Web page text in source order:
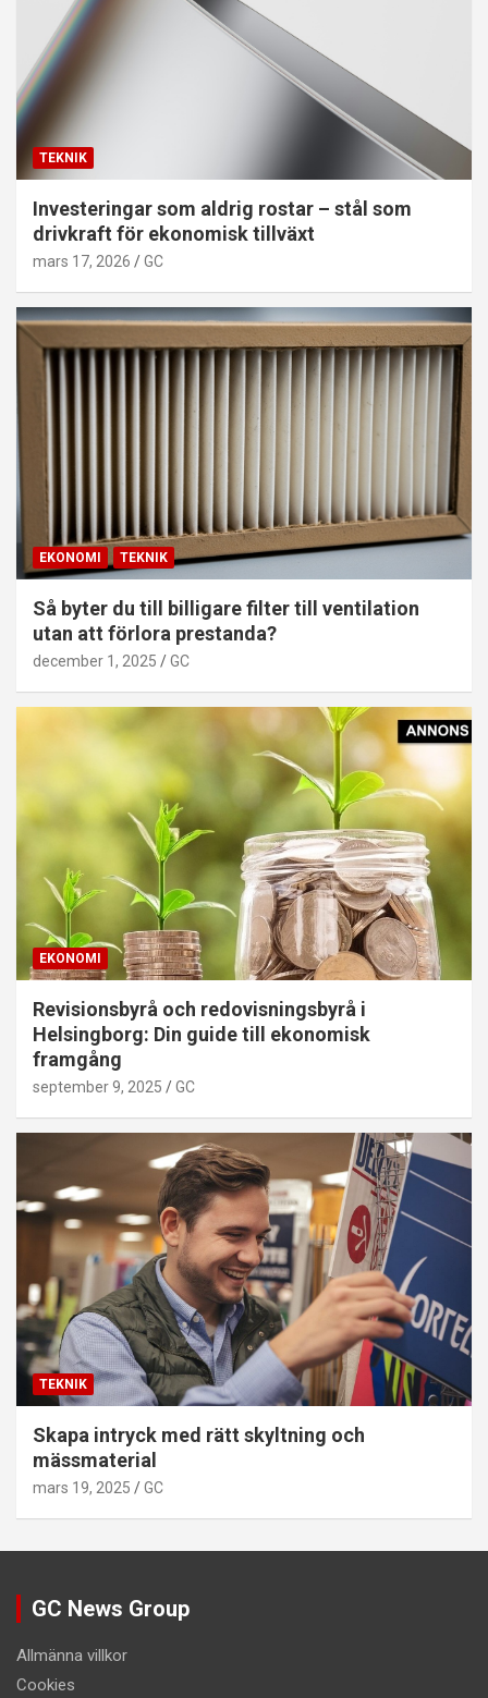
TEKNIK
Investeringar som aldrig rostar – stål som
drivkraft för ekonomisk tillväxt
mars 17, 2026 GC
EKONOMI TEKNIK
Så byter du till billigare filter till ventilation
utan att förlora prestanda?
december 1, 2025 GC
EKONOMI
Revisionsbyrå och redovisningsbyrå i
Helsingborg: Din guide till ekonomisk
framgång
september 9, 2025 GC
TEKNIK
Skapa intryck med rätt skyltning och
mässmaterial
mars 19, 2025 GC
GC News Group
Allmänna villkor
Cookies